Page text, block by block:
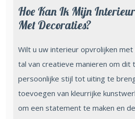
Hoe Kan Ik Mijn
Met Decoraties?
Wilt u uw interieur opvrolijken met
tal van creatieve manieren om dit
persoonlijke stijl tot uiting te
toevoegen van kleurrijke
om een statement te maken en